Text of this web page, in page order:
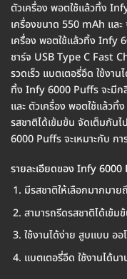
ตัวเครื่อง พอตใช้แล้วทิ้ง
เครื่องขนาด 550 mAh และ
เครื่อง พอตใช้แล้วทิ้ง Infy
ชาร์จ USB Type C Fast
รวดเร็ว แบตเตอรี่อึด ใช้งา
ทิ้ง Infy 6000 Puffs จะมีก
และ ตัวเครื่อง พอตใช้แล้ว
รสชาติได้เข้มข้น จัดเต็มกัน
6000 Puffs จะเหมาะกับ ก
รายละเอียดของ Infy 6000
มีรสชาติให้เลือกมากมาย
สามารถรีดรสชาติได้เข้ม
ใช้งานได้ง่าย สูบแบบ ออ
แบตเตอรี่อึด ใช้งานได้น